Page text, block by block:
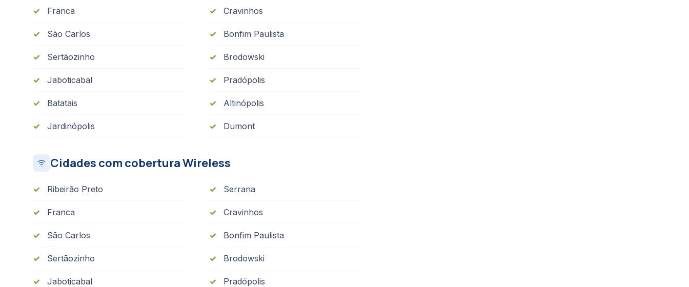
Franca
São Carlos
Sertãozinho
Jaboticabal
Batatais
Jardinópolis
Cravinhos
Bonfim Paulista
Brodowski
Pradópolis
Altinópolis
Dumont
Cidades com cobertura Wireless
Ribeirão Preto
Franca
São Carlos
Sertãozinho
Jaboticabal
Serrana
Cravinhos
Bonfim Paulista
Brodowski
Pradópolis